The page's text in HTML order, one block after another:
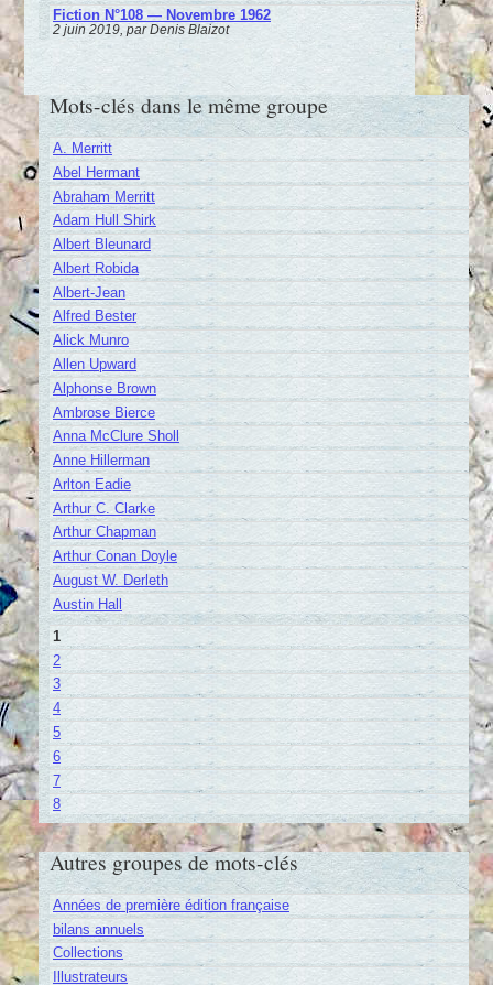
Fiction N°108 — Novembre 1962
2 juin 2019, par Denis Blaizot
Mots-clés dans le même groupe
A. Merritt
Abel Hermant
Abraham Merritt
Adam Hull Shirk
Albert Bleunard
Albert Robida
Albert-Jean
Alfred Bester
Alick Munro
Allen Upward
Alphonse Brown
Ambrose Bierce
Anna McClure Sholl
Anne Hillerman
Arlton Eadie
Arthur C. Clarke
Arthur Chapman
Arthur Conan Doyle
August W. Derleth
Austin Hall
1
2
3
4
5
6
7
8
Autres groupes de mots-clés
Années de première édition française
bilans annuels
Collections
Illustrateurs